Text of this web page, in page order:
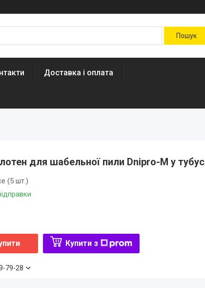
Доставка і оплата
для шабельної пили Dnipro-M у
(5 шт.)
Купити з
79-28